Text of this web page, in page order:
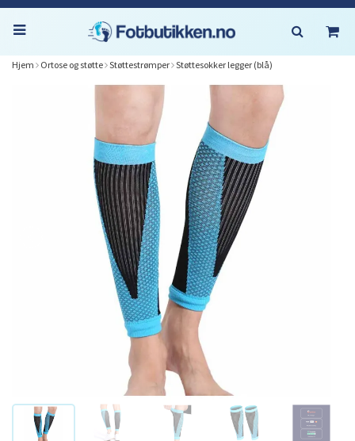
Hjem Ortose og støtte Støttestrømper Støttesokker legger (blå)